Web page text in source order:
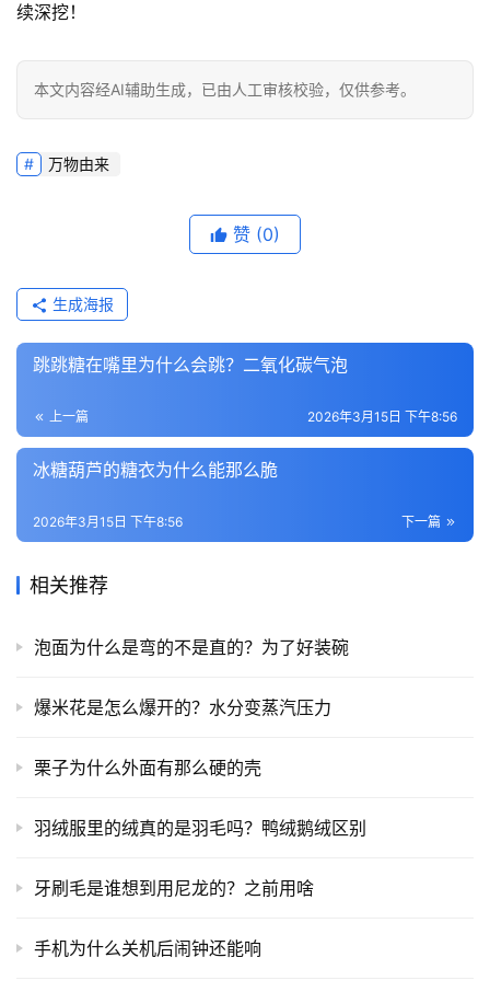
续深挖！
本文内容经AI辅助生成，已由人工审核校验，仅供参考。
万物由来
赞 (0)
生成海报
跳跳糖在嘴里为什么会跳？二氧化碳气泡
上一篇 2026年3月15日 下午8:56
冰糖葫芦的糖衣为什么能那么脆
下一篇
2026年3月15日 下午8:56
相关推荐
泡面为什么是弯的不是直的？为了好装碗
爆米花是怎么爆开的？水分变蒸汽压力
栗子为什么外面有那么硬的壳
羽绒服里的绒真的是羽毛吗？鸭绒鹅绒区别
牙刷毛是谁想到用尼龙的？之前用啥
手机为什么关机后闹钟还能响